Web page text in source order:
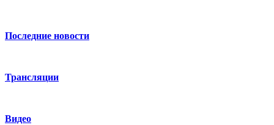
Последние новости
Трансляции
Видео